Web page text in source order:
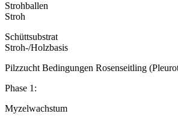
Strohballen
Stroh
Schüttsubstrat
Stroh-/Holzbasis
Pilzzucht Bedingungen Rosenseitling
Phase 1:
Myzelwachstum